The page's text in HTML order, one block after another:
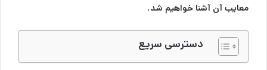
معایب آن آشنا خواهیم شد.
دسترسی سریع